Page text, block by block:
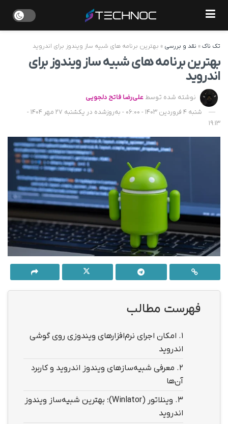
تک ناک» نقد و بررسی » بهترین برنامه های شبیه ساز ویندوز برای اندروید
بهترین برنامه های شبیه ساز ویندوز برای
اندروید
نوشته شده توسط علی‌رضا فاتح دلجویی
شنبه 4 فروردین 1403 - 06:00 - به‌روزشده در یکشنبه 27 مهر 1404 -
19:13
فهرست مطالب
1. امکان اجرای نرم‌افزارهای ویندوزی روی گوشی
اندروید
2. معرفی شبیه‌سازهای ویندوز اندروید و کاربرد
آن‌ها
3.
وینلاتور (Winlator)؛ بهترین شبیه‌ساز ویندوز
اندروید